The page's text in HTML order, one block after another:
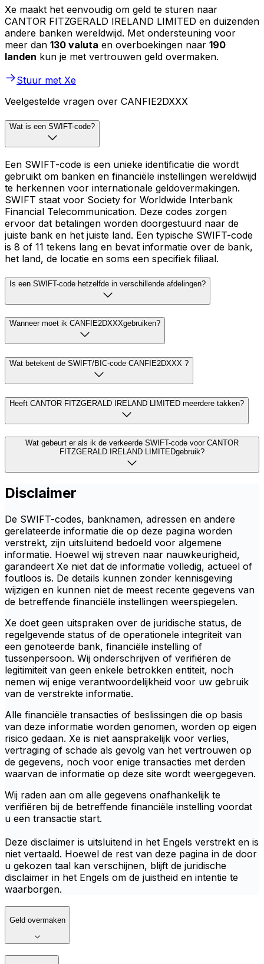
Xe maakt het eenvoudig om geld te sturen naar
CANTOR FITZGERALD IRELAND LIMITED en duizenden
andere banken wereldwijd. Met ondersteuning voor
meer dan 130 valuta en overboekingen naar 190
landen kun je met vertrouwen geld overmaken.
Stuur met Xe
Veelgestelde vragen over CANFIE2DXXX
Wat is een SWIFT-code?
Een SWIFT-code is een unieke identificatie die wordt
gebruikt om banken en financiële instellingen wereldwijd
te herkennen voor internationale geldovermakingen.
SWIFT staat voor Society for Worldwide Interbank
Financial Telecommunication. Deze codes zorgen
ervoor dat betalingen worden doorgestuurd naar de
juiste bank en het juiste land. Een typische SWIFT-code
is 8 of 11 tekens lang en bevat informatie over de bank,
het land, de locatie en soms een specifiek filiaal.
Is een SWIFT-code hetzelfde in verschillende afdelingen?
Wanneer moet ik CANFIE2DXXXgebruiken?
Wat betekent de SWIFT/BIC-code CANFIE2DXXX ?
Heeft CANTOR FITZGERALD IRELAND LIMITED meerdere takken?
Wat gebeurt er als ik de verkeerde SWIFT-code voor CANTOR
FITZGERALD IRELAND LIMITEDgebruik?
Disclaimer
De SWIFT-codes, banknamen, adressen en andere
gerelateerde informatie die op deze pagina worden
verstrekt, zijn uitsluitend bedoeld voor algemene
informatie. Hoewel wij streven naar nauwkeurigheid,
garandeert Xe niet dat de informatie volledig, actueel of
foutloos is. De details kunnen zonder kennisgeving
wijzigen en kunnen niet de meest recente gegevens van
de betreffende financiële instellingen weerspiegelen.
Xe doet geen uitspraken over de juridische status, de
regelgevende status of de operationele integriteit van
een genoteerde bank, financiële instelling of
tussenpersoon. Wij onderschrijven of verifiëren de
legitimiteit van geen enkele betrokken entiteit, noch
nemen wij enige verantwoordelijkheid voor uw gebruik
van de verstrekte informatie.
Alle financiële transacties of beslissingen die op basis
van deze informatie worden genomen, worden op eigen
risico gedaan. Xe is niet aansprakelijk voor verlies,
vertraging of schade als gevolg van het vertrouwen op
de gegevens, noch voor enige transacties met derden
waarvan de informatie op deze site wordt weergegeven.
Wij raden aan om alle gegevens onafhankelijk te
verifiëren bij de betreffende financiële instelling voordat
u een transactie start.
Deze disclaimer is uitsluitend in het Engels verstrekt en is
niet vertaald. Hoewel de rest van deze pagina in de door
u gekozen taal kan verschijnen, blijft de juridische
disclaimer in het Engels om de juistheid en intentie te
waarborgen.
Geld overmaken